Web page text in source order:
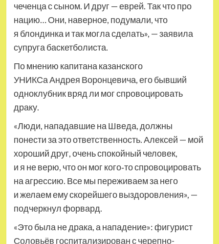
чеченца с сыном. И друг — еврей. Так что про
нацию… Они, наверное, подумали, что
я блондинка и так могла сделать», — заявила
супруга баскетболиста.
По мнению капитана казанского
УНИКСа Андрея Воронцевича, его бывший
одноклубник вряд ли мог спровоцировать
драку.
«Люди, нападавшие на Шведа, должны
понести за это ответственность. Алексей — мой
хороший друг, очень спокойный человек,
и я не верю, что он мог кого‑то спровоцировать
на агрессию. Все мы переживаем за него
и желаем ему скорейшего выздоровления», —
подчеркнул форвард.
«Это была не драка, а нападение»: фигурист
Соловьёв госпитализирован с черепно-